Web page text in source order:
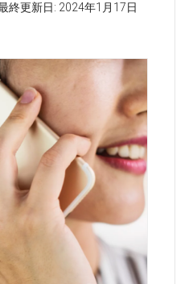
終更新日: 2024年1月17日